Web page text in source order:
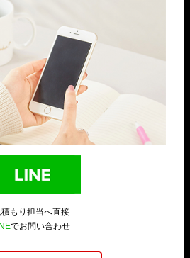
積もり担当へ直接
でお問い合わせ